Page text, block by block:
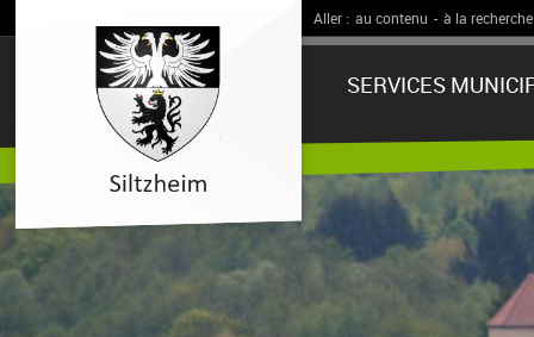
Aller : au contenu - à la recherche
SERVICES